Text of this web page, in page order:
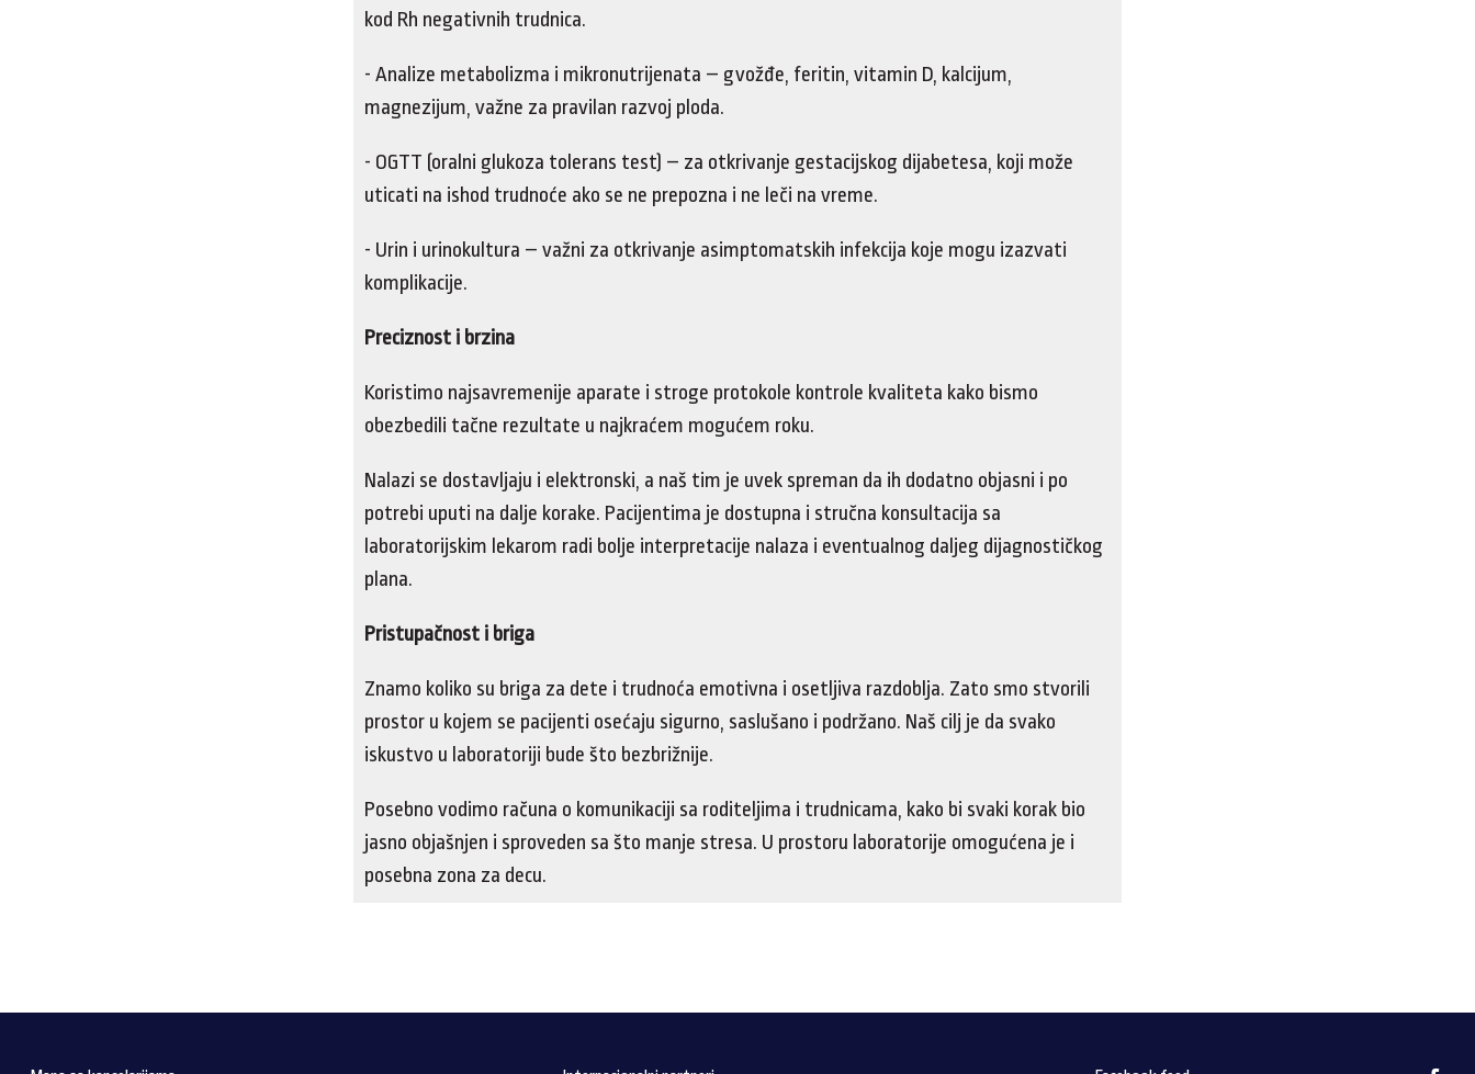
kod Rh negativnih trudnica.
- Analize metabolizma i mikronutrijenata – gvožđe, feritin, vitamin D, kalcijum,
magnezijum, važne za pravilan razvoj ploda.
- OGTT (oralni glukoza tolerans test) – za otkrivanje gestacijskog dijabetesa, koji može
uticati na ishod trudnoće ako se ne prepozna i ne leči na vreme.
- Urin i urinokultura – važni za otkrivanje asimptomatskih infekcija koje mogu izazvati
komplikacije.
Preciznost i brzina
Koristimo najsavremenije aparate i stroge protokole kontrole kvaliteta kako bismo
obezbedili tačne rezultate u najkraćem mogućem roku.
Nalazi se dostavljaju i elektronski, a naš tim je uvek spreman da ih dodatno objasni i po
potrebi uputi na dalje korake. Pacijentima je dostupna i stručna konsultacija sa
laboratorijskim lekarom radi bolje interpretacije nalaza i eventualnog daljeg dijagnostičkog
plana.
Pristupačnost i briga
Znamo koliko su briga za dete i trudnoća emotivna i osetljiva razdoblja. Zato smo stvorili
prostor u kojem se pacijenti osećaju sigurno, saslušano i podržano. Naš cilj je da svako
iskustvo u laboratoriji bude što bezbrižnije.
Posebno vodimo računa o komunikaciji sa roditeljima i trudnicama, kako bi svaki korak bio
jasno objašnjen i sproveden sa što manje stresa. U prostoru laboratorije omogućena je i
posebna zona za decu.